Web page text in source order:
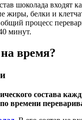
шоколада входят
жиры, белки и
общий процесс
минут.
время?
состава
времени